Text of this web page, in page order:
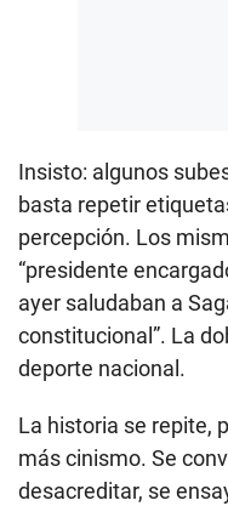
Insisto: algunos
basta repetir
percepción. Los
“presidente
ayer saludaban a
constitucional”. La
deporte nacional.
La historia se repite,
más cinismo. Se
desacreditar, se